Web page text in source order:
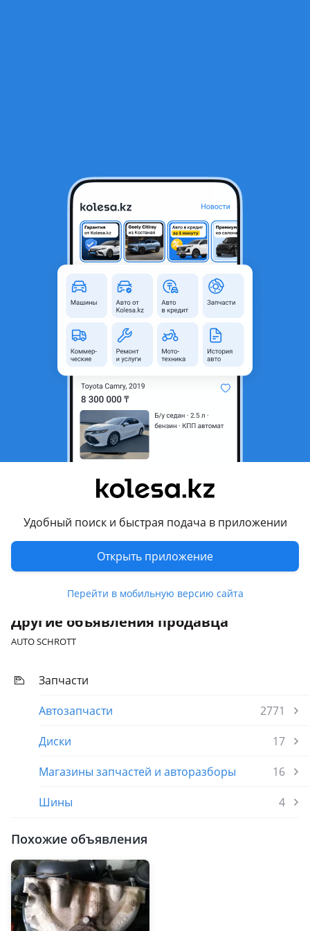
Удобный поиск и быстрая подача в приложении
Открыть приложение
Перейти в мобильную версию сайта
Цилиндр сцепления пассат
Караганда, Карагандинская
область
Б/y
Есть доставка
Да
Подходит на авто
Volkswagen Passat
1988 - 1993 B3, 1993 - 1997 B4
Комментарий продавца
Цена 6000. Звоните с 10 до 18 кроме воскресенья, в другое
время телефоны выключаются, можете написать на сайте,
здесь. Помогаем в отправке по регионам
Другие объявления продавца
AUTO SCHROTT
Запчасти
Автозапчасти
2771
Диски
17
Магазины запчастей и авторазборы
16
Шины
4
Похожие объявления